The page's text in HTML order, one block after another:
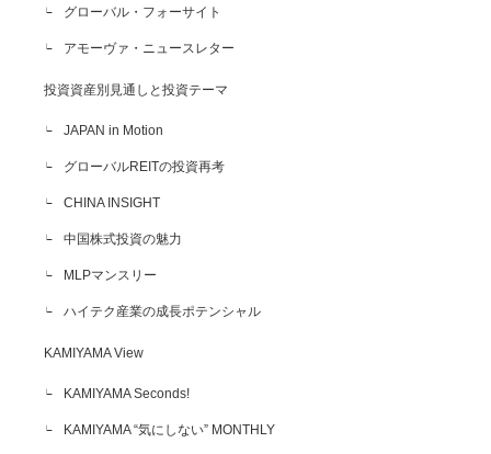
グローバル・フォーサイト
アモーヴァ・ニュースレター
投資資産別見通しと投資テーマ
JAPAN in Motion
グローバルREITの投資再考
CHINA INSIGHT
中国株式投資の魅力
MLPマンスリー
ハイテク産業の成長ポテンシャル
KAMIYAMA View
KAMIYAMA Seconds!
KAMIYAMA “気にしない” MONTHLY